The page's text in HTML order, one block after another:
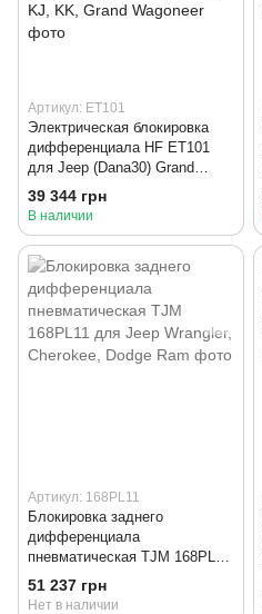
Артикул: ET101
Электрическая блокировка
дифференциала HF ET101
для Jeep (Dana30) Grand
Cherokee ZJ, WJ, Wrangler YJ,
TJ, JK, JL, Cherokee XJ, KJ,
39 344 грн
В наличии
Артикул: 168PL11
Блокировка заднего
дифференциала
пневматическая TJM 168PL11
для Jeep Wrangler, Cherokee,
Dodge Ram
51 237 грн
Нет в наличии